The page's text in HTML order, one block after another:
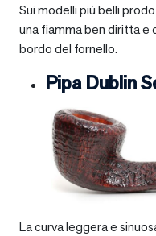
Sui modelli più belli
una fiamma ben diritta e
bordo del fornello.
Pipa Dublin
La curva leggera e